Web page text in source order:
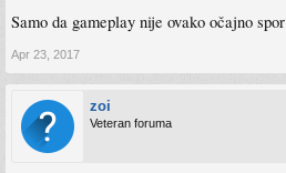
Samo da gameplay nije ovako očajno spor
Apr 23, 2017
zoi
Veteran foruma